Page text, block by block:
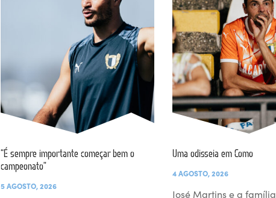
“É sempre importante começar bem o
campeonato”
5 AGOSTO, 2026
Uma odisseia em Como
4 AGOSTO, 2026
José Martins e a família